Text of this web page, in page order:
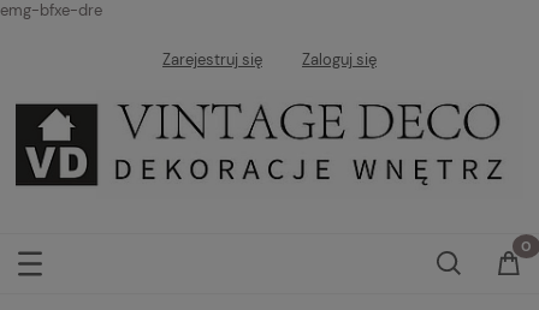
emg-bfxe-dre
Zarejestruj się Zaloguj się